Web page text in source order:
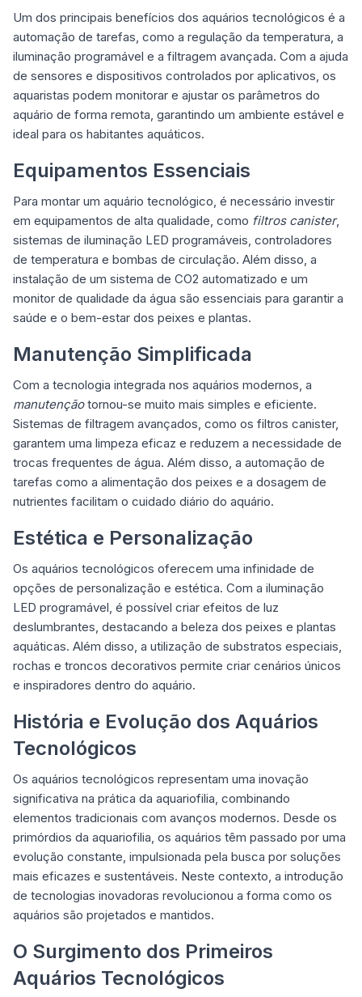
Um dos principais benefícios dos aquários tecnológicos é a
automação de tarefas, como a regulação da temperatura, a
iluminação programável e a filtragem avançada. Com a ajuda
de sensores e dispositivos controlados por aplicativos, os
aquaristas podem monitorar e ajustar os parâmetros do
aquário de forma remota, garantindo um ambiente estável e
ideal para os habitantes aquáticos.
Equipamentos Essenciais
Para montar um aquário tecnológico, é necessário investir
em equipamentos de alta qualidade, como filtros canister,
sistemas de iluminação LED programáveis, controladores
de temperatura e bombas de circulação. Além disso, a
instalação de um sistema de CO2 automatizado e um
monitor de qualidade da água são essenciais para garantir a
saúde e o bem-estar dos peixes e plantas.
Manutenção Simplificada
Com a tecnologia integrada nos aquários modernos, a
manutençãotornou-se muito mais simples e eficiente.
Sistemas de filtragem avançados, como os filtros canister,
garantem uma limpeza eficaz e reduzem a necessidade de
trocas frequentes de água. Além disso, a automação de
tarefas como a alimentação dos peixes e a dosagem de
nutrientes facilitam o cuidado diário do aquário.
Estética e Personalização
Os aquários tecnológicos oferecem uma infinidade de
opções de personalização e estética. Com a iluminação
LED programável, é possível criar efeitos de luz
deslumbrantes, destacando a beleza dos peixes e plantas
aquáticas. Além disso, a utilização de substratos especiais,
rochas e troncos decorativos permite criar cenários únicos
e inspiradores dentro do aquário.
História e Evolução dos Aquários
Tecnológicos
Os aquários tecnológicos representam uma inovação
significativa na prática da aquariofilia, combinando
elementos tradicionais com avanços modernos. Desde os
primórdios da aquariofilia, os aquários têm passado por uma
evolução constante, impulsionada pela busca por soluções
mais eficazes e sustentáveis. Neste contexto, a introdução
de tecnologias inovadoras revolucionou a forma como os
aquários são projetados e mantidos.
O Surgimento dos Primeiros
Aquários Tecnológicos